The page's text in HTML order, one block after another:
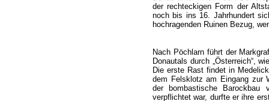
der rechteckigen Form der
noch bis ins 16. Jahrhundert
hochragenden Ruinen Bezug,
Nach Pöchlarn führt der
Donautals durch „Österreich“,
Die erste Rast findet in
dem Felsklotz am Eingang zur
der bombastische Barockbau
verpflichtet war, durfte er ihre